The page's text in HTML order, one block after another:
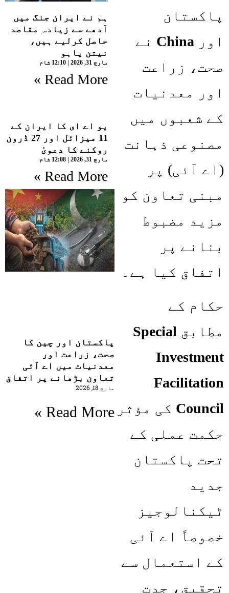
پاکستان
اور China نے
صحت، زراعت
اور معدنیات
کے شعبوں میں
مصنوعی ذہانت
(اے آئی) پر
مبنی تعاون کو
مزید مضبوط
بنانے پر
اتفاق کیا ہے۔
حکام کے
مطابق Special
Investment
Facilitation
Council کی مؤثر
حکمت عملی کے
تحت پاکستان
جدید
ٹیکنالوجیز
خصوصاً اے آئی
کے استعمال سے
تحقیق، جدت
ہم نے ایران جنگ میں
آدھے سے زیادہ مقاصد
حاصل کرلیے ہیں،
نیتن یاہو
مارچ 31, 2026 12:10 شام
Read More »
یو اے ای کا ایران کے
11 میزائل اور 27 ڈرون
روکنے کا دعویٰ
مارچ 31, 2026 12:08 شام
Read More »
پاکستان اور چین کا
صحت، زراعت اور
معدنیات میں اے آئی
تعاون بڑھانے پر اتفاق
مارچ 18, 2026
Read More »